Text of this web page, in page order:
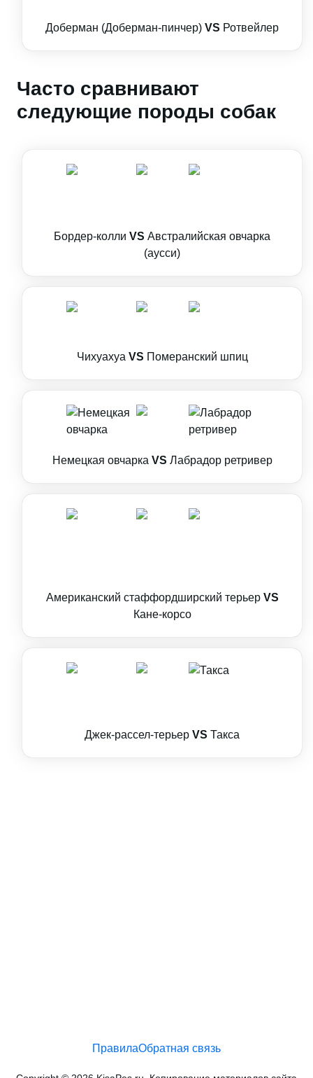
Доберман (Доберман-пинчер) VS Ротвейлер
Часто сравнивают
следующие породы собак
Бордер-колли VS Австралийская овчарка
(аусси)
Чихуахуа VS Померанский шпиц
Немецкая овчарка VS Лабрадор ретривер
Американский стаффордширский терьер VS
Кане-корсо
Джек-рассел-терьер VS Такса
ПравилаОбратная связь